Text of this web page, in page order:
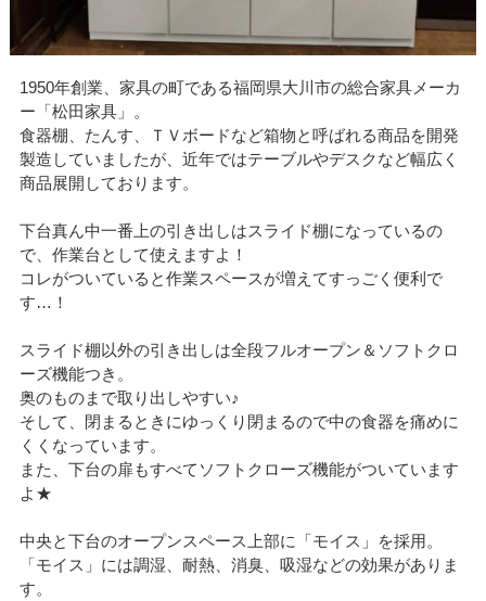
1950年創業、家具の町である福岡県大川市の総合家具メーカ
ー「松田家具」。
食器棚、たんす、ＴＶボードなど箱物と呼ばれる商品を開発
製造していましたが、近年ではテーブルやデスクなど幅広く
商品展開しております。
下台真ん中一番上の引き出しはスライド棚になっているの
で、作業台として使えますよ！
コレがついていると作業スペースが増えてすっごく便利で
す…！
スライド棚以外の引き出しは全段フルオープン＆ソフトクロ
ーズ機能つき。
奥のものまで取り出しやすい♪
そして、閉まるときにゆっくり閉まるので中の食器を痛めに
くくなっています。
また、下台の扉もすべてソフトクローズ機能がついています
よ★
中央と下台のオープンスペース上部に「モイス」を採用。
「モイス」には調湿、耐熱、消臭、吸湿などの効果がありま
す。